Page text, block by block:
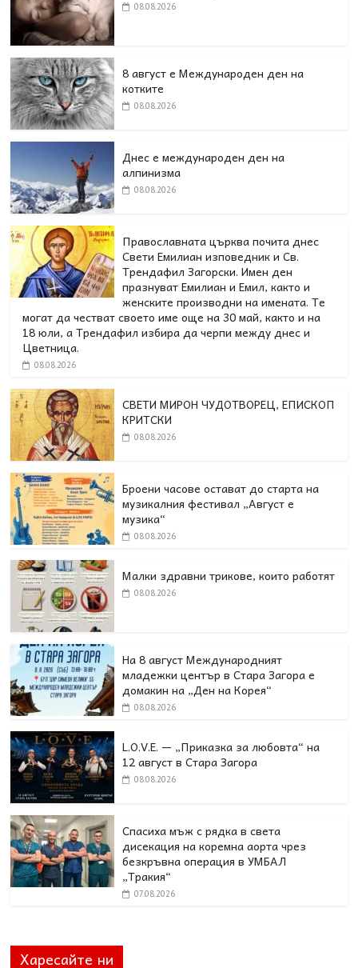
08.08.2026
8 август е Международен ден на
котките
08.08.2026
Днес е международен ден на
алпинизма
08.08.2026
Православната църква почита днес
Свети Емилиан изповедник и Св.
Трендафил Загорски. Имен ден
празнуват Емилиан и Емил, както и
женските производни на имената. Те
могат да честват своето име още на 30 май, както и на
18 юли, а Трендафил избира да черпи между днес и
Цветница.
08.08.2026
СВЕТИ МИРОН ЧУДОТВОРЕЦ, ЕПИСКОП
КРИТСКИ
08.08.2026
Броени часове остават до старта на
музикалния фестивал „Август е
музика“
08.08.2026
Малки здравни трикове, които работят
08.08.2026
На 8 август Международният
младежки център в Стара Загора е
домакин на „Ден на Корея“
08.08.2026
L.O.V.E. — „Приказка за любовта“ на
12 август в Стара Загора
08.08.2026
Спасиха мъж с рядка в света
дисекация на коремна аорта чрез
безкръвна операция в УМБАЛ
„Тракия“
07.08.2026
Харесайте ни